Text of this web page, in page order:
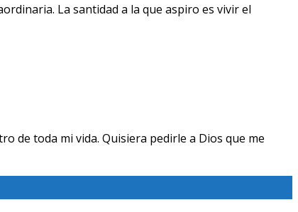
La santidad a la que aspiro es vivir el
de toda mi vida. Quisiera pedirle a Dios que me